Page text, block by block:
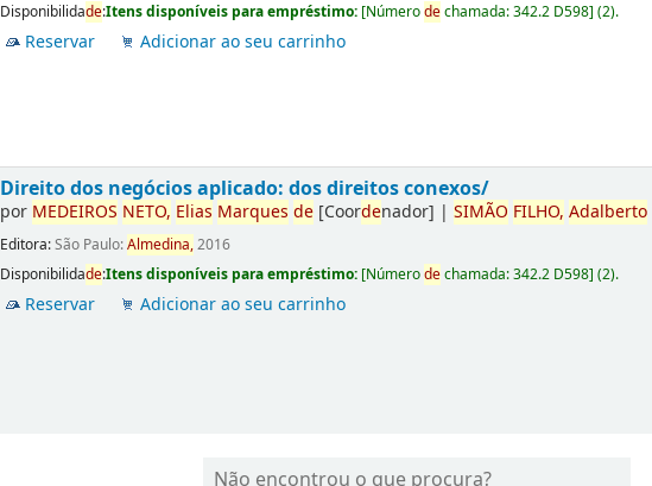
Disponibilidade:Itens disponíveis para empréstimo: [Númerodechamada:342.2 D598](2).
Reservar Adicionar ao seu carrinho
Direito dos negócios aplicado: dos direitos conexos/
por MEDEIROS NETO, Elias Marques de [Coordenador] |SIMÃO FILHO, Adalberto
Editora:São Paulo:Almedina,2016
Disponibilidade:Itens disponíveis para empréstimo: [Númerodechamada:342.2 D598](2).
Reservar Adicionar ao seu carrinho